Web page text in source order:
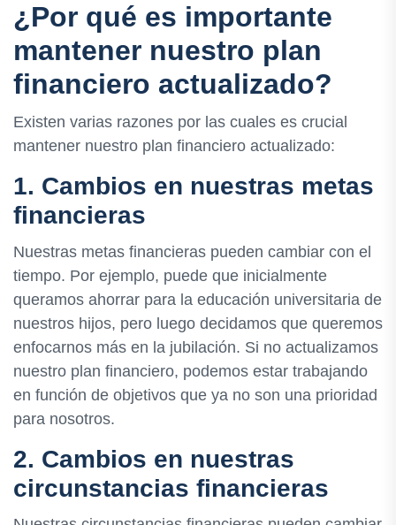
¿Por qué es importante
mantener nuestro plan
financiero actualizado?
Existen varias razones por las cuales es crucial
mantener nuestro plan financiero actualizado:
1. Cambios en nuestras metas
financieras
Nuestras metas financieras pueden cambiar con el
tiempo. Por ejemplo, puede que inicialmente
queramos ahorrar para la educación universitaria de
nuestros hijos, pero luego decidamos que queremos
enfocarnos más en la jubilación. Si no actualizamos
nuestro plan financiero, podemos estar trabajando
en función de objetivos que ya no son una prioridad
para nosotros.
2. Cambios en nuestras
circunstancias financieras